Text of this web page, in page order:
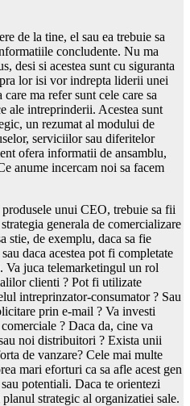
de la tine, el sau ea trebuie sa
concludente. Nu ma
desi si acestea sunt cu siguranta
lor isi vor indrepta liderii unei
ma refer sunt cele care sa
ale intreprinderii. Acestea sunt
un rezumat al modului de
serviciilor sau diferitelor
ofera informatii de ansamblu,
anume incercam noi sa facem
unui CEO, trebuie sa fii
generala de comercializare
stie, de exemplu, daca sa fie
daca acestea pot fi completate
Va juca telemarketingul un rol
clienti ? Pot fi utilizate
intreprinzator-consumator ? Sau
prin e-mail ? Va investi
? Daca da, cine va
noi distribuitori ? Exista unii
de vanzare? Cele mai multe
mari eforturi ca sa afle acest gen
potentiali. Daca te orientezi
strategic al organizatiei sale.